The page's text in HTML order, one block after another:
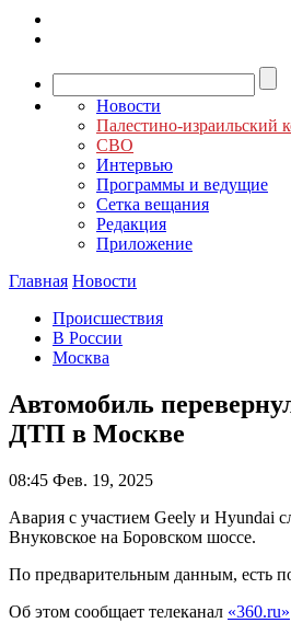
Новости
Палестино-израильский
СВО
Интервью
Программы и ведущие
Сетка вещания
Редакция
Приложение
Главная Новости
Происшествия
В России
Москва
Автомобиль
ДТП в Москве
08:45 Фев. 19, 2025
Авария с участием Geely и Hyundai
Внуковское на Боровском шоссе.
По предварительным данным, есть
Об этом сообщает телеканал «360.ru»